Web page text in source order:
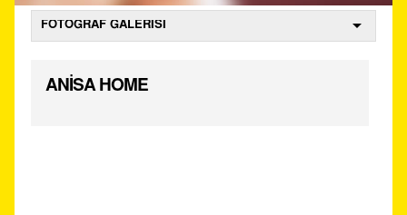
ANİSA HOME